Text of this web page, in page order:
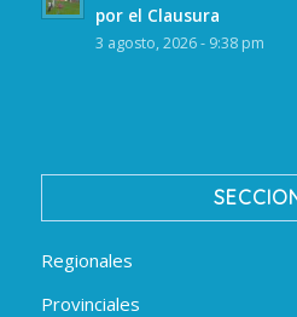
por el Clausura
3 agosto, 2026 - 9:38 pm
Regionales
Provinciales